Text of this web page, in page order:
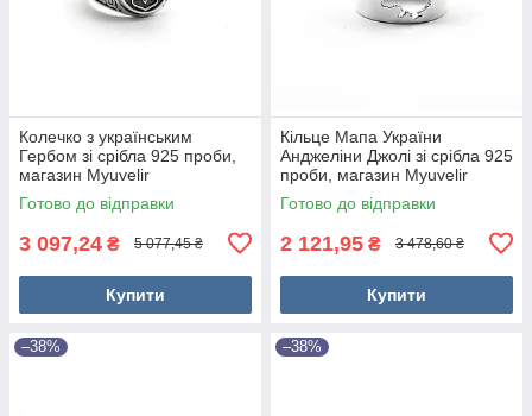
Колечко з українським
Гербом зі срібла 925 проби,
магазин Myuvelir
Готово до відправки
3 097,24 ₴ 5 077,45 ₴
Купити
Кільце Мапа України
Анджеліни Джолі зі срібла 925
проби, магазин Myuvelir
Готово до відправки
2 121,95 ₴ 3 478,60 ₴
Купити
–38% –38%